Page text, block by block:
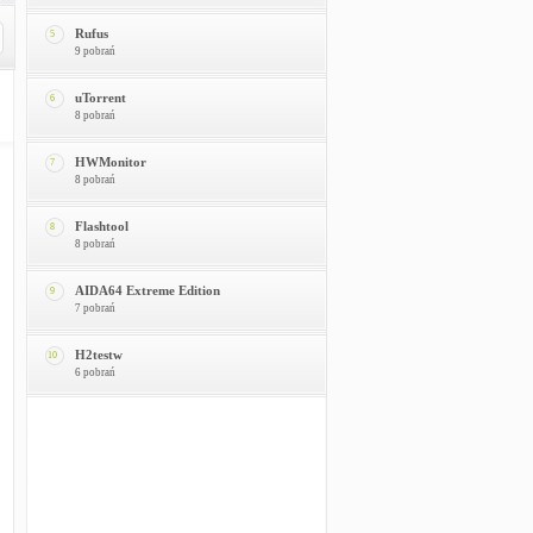
5 Rufus
9 pobrań
6 uTorrent
8 pobrań
7 HWMonitor
8 pobrań
8 Flashtool
8 pobrań
9 AIDA64 Extreme Edition
7 pobrań
10 H2testw
6 pobrań